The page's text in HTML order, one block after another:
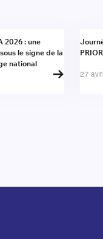
2026 : une
le signe de la
national
27